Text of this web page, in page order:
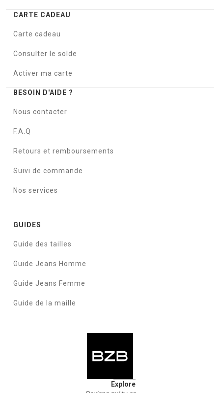
CARTE CADEAU
Carte cadeau
Consulter le solde
Activer ma carte
BESOIN D'AIDE ?
Nous contacter
F.A.Q
Retours et remboursements
Suivi de commande
Nos services
GUIDES
Guide des tailles
Guide Jeans Homme
Guide Jeans Femme
Guide de la maille
Explore